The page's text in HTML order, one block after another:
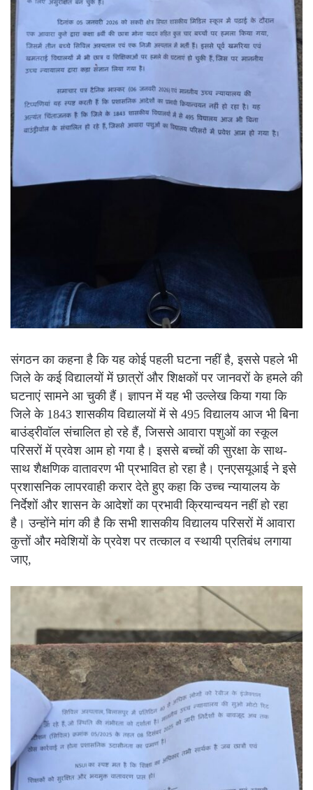
संगठन का कहना है कि यह कोई पहली घटना नहीं है, इससे पहले भी
जिले के कई विद्यालयों में छात्रों और शिक्षकों पर जानवरों के हमले की
घटनाएं सामने आ चुकी हैं। ज्ञापन में यह भी उल्लेख किया गया कि
जिले के 1843 शासकीय विद्यालयों में से 495 विद्यालय आज भी बिना
बाउंड्रीवॉल संचालित हो रहे हैं, जिससे आवारा पशुओं का स्कूल
परिसरों में प्रवेश आम हो गया है। इससे बच्चों की सुरक्षा के साथ-
साथ शैक्षणिक वातावरण भी प्रभावित हो रहा है। एनएसयूआई ने इसे
प्रशासनिक लापरवाही करार देते हुए कहा कि उच्च न्यायालय के
निर्देशों और शासन के आदेशों का प्रभावी क्रियान्वयन नहीं हो रहा
है। उन्होंने मांग की है कि सभी शासकीय विद्यालय परिसरों में आवारा
कुत्तों और मवेशियों के प्रवेश पर तत्काल व स्थायी प्रतिबंध लगाया
जाए,